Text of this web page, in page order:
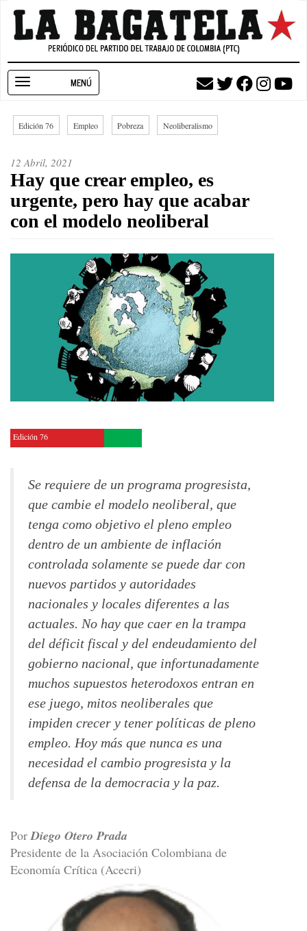
Pasar
contenido
navigation
Edición 76 Empleo Pobreza Neoliberalismo
12 Abril, 2021
Hay que crear empleo, es
urgente, pero hay que acabar
con el modelo neoliberal
Edición 76
Se requiere de un programa progresista,
que cambie el modelo neoliberal, que
tenga como objetivo el pleno empleo
dentro de un ambiente de inflación
controlada solamente se puede dar con
nuevos partidos y autoridades
nacionales y locales diferentes a las
actuales. No hay que caer en la trampa
del déficit fiscal y del endeudamiento del
gobierno nacional, que infortunadamente
muchos supuestos heterodoxos entran en
ese juego, mitos neoliberales que
impiden crecer y tener políticas de pleno
empleo. Hoy más que nunca es una
necesidad el cambio progresista y la
defensa de la democracia y la paz.
Por Diego Otero Prada
Presidente de la Asociación Colombiana de
Economía Crítica (Acecri)